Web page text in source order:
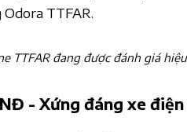
TTFAR.
TTFAR đang được đánh giá
- Xứng đáng xe